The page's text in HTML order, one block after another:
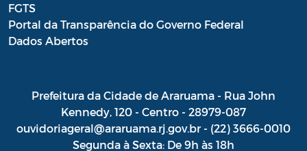
FGTS
Portal da Transparência do Governo Federal
Dados Abertos
Prefeitura da Cidade de Araruama - Rua John
Kennedy, 120 - Centro - 28979-087
ouvidoriageral@araruama.rj.gov.br - (22) 3666-0010
Segunda à Sexta: De 9h às 18h